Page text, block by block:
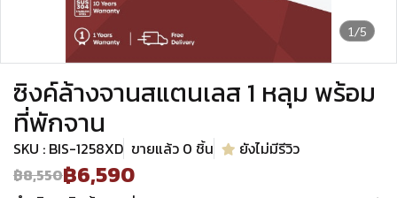
1/5
ซิงค์ล้างจานสแตนเลส 1 หลุม พร้อม
ที่พักจาน
SKU : BIS-1258XD ขายแล้ว 0 ชิ้น
ยังไม่มีรีวิว
฿8,550฿6,590